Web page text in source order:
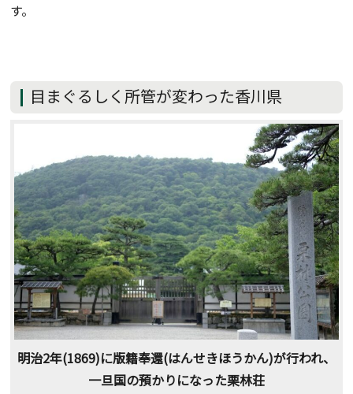
す。
目まぐるしく所管が変わった香川県
明治2年(1869)に版籍奉還(はんせきほうかん)が行われ、
一旦国の預かりになった栗林荘